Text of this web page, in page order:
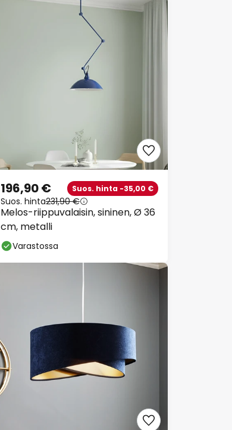
Melos-riippuvalaisin, sininen, Ø 36
cm, metalli
196,90 € Suos. hinta -35,00 €
Suos. hinta231,90 €
Varastossa